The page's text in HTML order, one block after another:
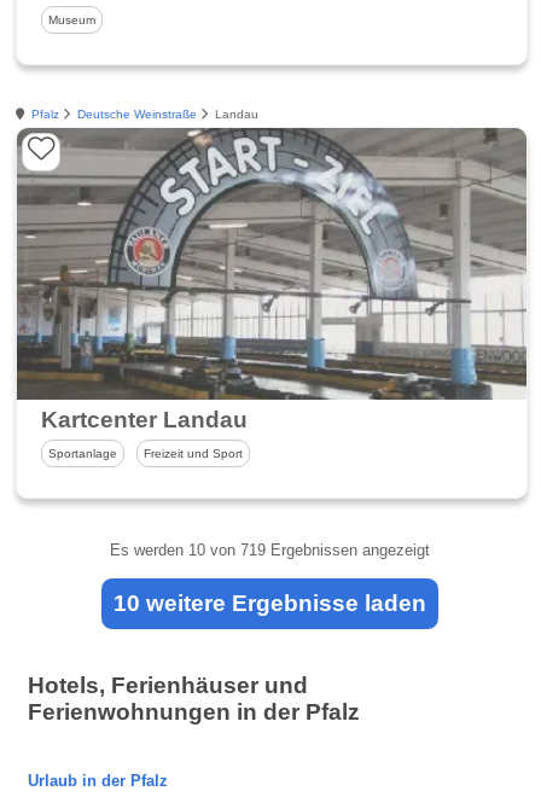
Museum
Pfalz Deutsche Weinstraße Landau
Kartcenter Landau
Sportanlage Freizeit und Sport
Es werden 10 von 719 Ergebnissen angezeigt
10 weitere Ergebnisse laden
Hotels, Ferienhäuser und
Ferienwohnungen in der Pfalz
Urlaub in der Pfalz